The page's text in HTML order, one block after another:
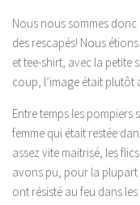
Nous nous sommes
des rescapés! Nous
et tee-shirt, avec la petite
coup, l’image était plutôt
Entre temps les pompiers
femme qui était restée
assez vite maitrisé, les
avons pu, pour la plupart
ont résisté au feu dans